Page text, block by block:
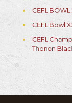
CEFL
CEFL Bowl
CEFL
Thonon